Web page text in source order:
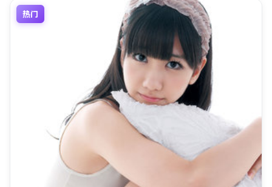
热门